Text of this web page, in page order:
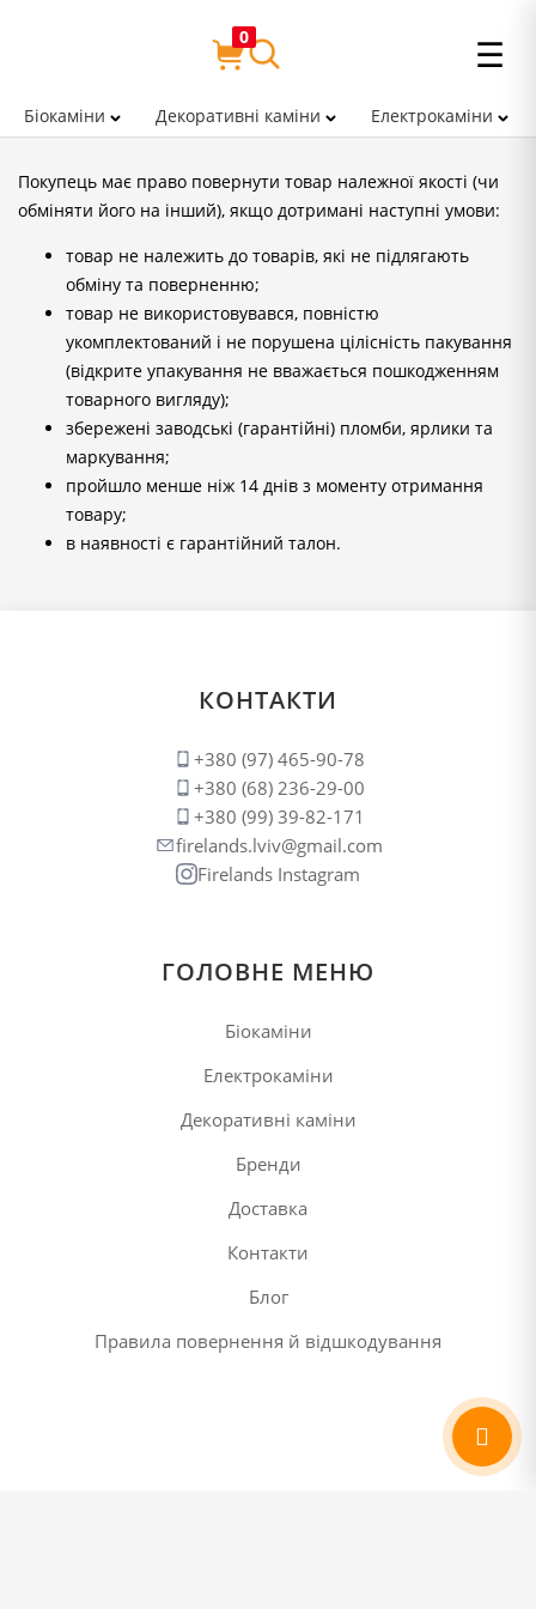
☰
0
Біокаміни Декоративні каміни Електрокаміни
Покупець має право повернути товар належної якості (чи
обміняти його на інший), якщо дотримані наступні умови:
товар не належить до товарів, які не підлягають
обміну та поверненню;
товар не використовувався, повністю
укомплектований і не порушена цілісність пакування
(відкрите упакування не вважається пошкодженням
товарного вигляду);
збережені заводські (гарантійні) пломби, ярлики та
маркування;
пройшло менше ніж 14 днів з моменту отримання
товару;
в наявності є гарантійний талон.
КОНТАКТИ
+380 (97) 465-90-78
+380 (68) 236-29-00
+380 (99) 39-82-171
firelands.lviv@gmail.com
Firelands Instagram
ГОЛОВНЕ МЕНЮ
Біокаміни
Електрокаміни
Декоративні каміни
Бренди
Доставка
Контакти
Блог
Правила повернення й відшкодування